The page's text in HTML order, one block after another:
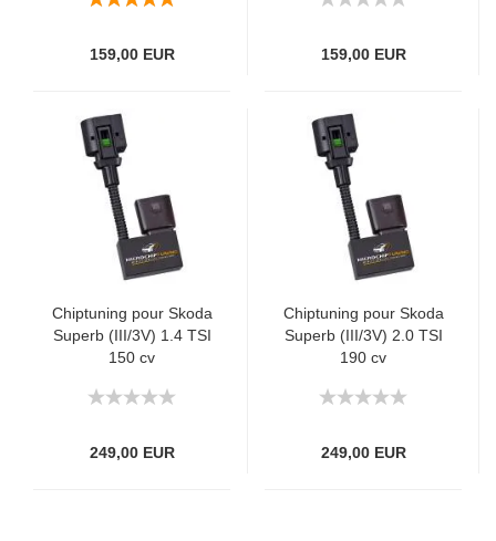
159,00 EUR 159,00 EUR
Chiptuning pour Skoda
Superb (III/3V) 1.4 TSI
150 cv
249,00 EUR
Chiptuning pour Skoda
Superb (III/3V) 2.0 TSI
190 cv
249,00 EUR